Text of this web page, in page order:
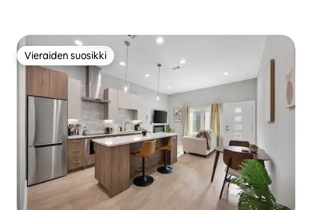
Vieraiden suosikki
Vieraiden suosikki